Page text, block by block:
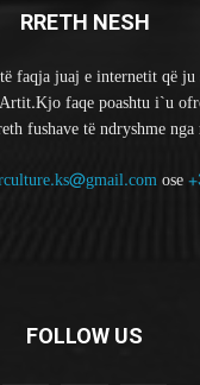
RRETH NESH
faqja juaj e internetit që
faqe poashtu i`u
fushave të ndryshme
ose
FOLLOW US